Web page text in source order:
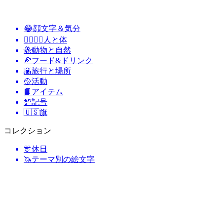
😂顔文字＆気分
👩‍❤️‍💋‍👨 人と体
🐝動物と自然
🍕フード&ドリンク
🌇旅行と場所
🥎活動
📙 アイテム
💯記号
🇺🇸旗
コレクション
🎊休日
🦄テーマ別の絵文字